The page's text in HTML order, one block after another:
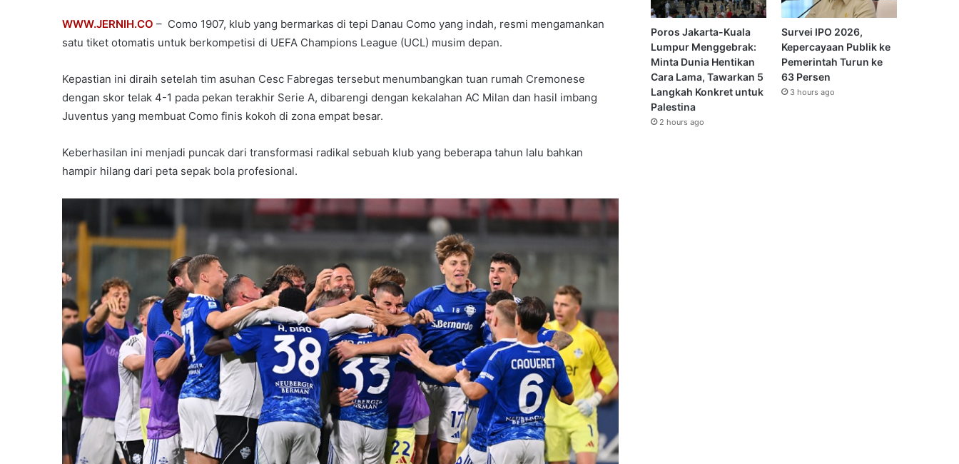
WWW.JERNIH.CO – Como 1907, klub yang bermarkas di tepi Danau Como yang indah, resmi mengamankan
satu tiket otomatis untuk berkompetisi di UEFA Champions League (UCL) musim depan.
Kepastian ini diraih setelah tim asuhan Cesc Fabregas tersebut menumbangkan tuan rumah Cremonese
dengan skor telak 4-1 pada pekan terakhir Serie A, dibarengi dengan kekalahan AC Milan dan hasil imbang
Juventus yang membuat Como finis kokoh di zona empat besar.
Keberhasilan ini menjadi puncak dari transformasi radikal sebuah klub yang beberapa tahun lalu bahkan
hampir hilang dari peta sepak bola profesional.
Poros Jakarta-Kuala
Lumpur Menggebrak:
Minta Dunia Hentikan
Cara Lama, Tawarkan 5
Langkah Konkret untuk
Palestina
2 hours ago
Survei IPO 2026,
Kepercayaan Publik ke
Pemerintah Turun ke
63 Persen
3 hours ago